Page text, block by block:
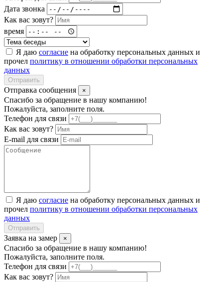
Дата звонка
Как вас зовут?
время
Я даю согласие на обработку персональных данных и
прочел политику в отношении обработки персональных
данных
Отправить
Отправка сообщения ×
Спасибо за обращение в нашу компанию!
Пожалуйста, заполните поля.
Телефон для связи
Как вас зовут?
E-mail для связи
Я даю согласие на обработку персональных данных и
прочел политику в отношении обработки персональных
данных
Отправить
Заявка на замер ×
Спасибо за обращение в нашу компанию!
Пожалуйста, заполните поля.
Телефон для связи
Как вас зовут?